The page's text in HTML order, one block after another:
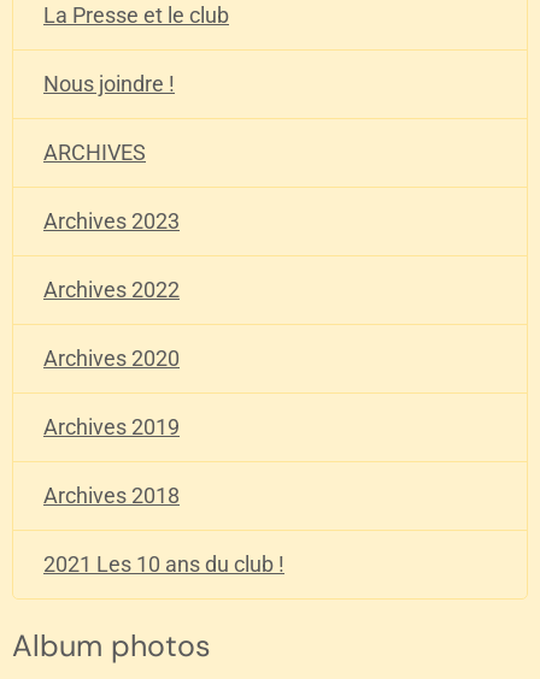
La Presse et le club
Nous joindre !
ARCHIVES
Archives 2023
Archives 2022
Archives 2020
Archives 2019
Archives 2018
2021 Les 10 ans du club !
Album photos